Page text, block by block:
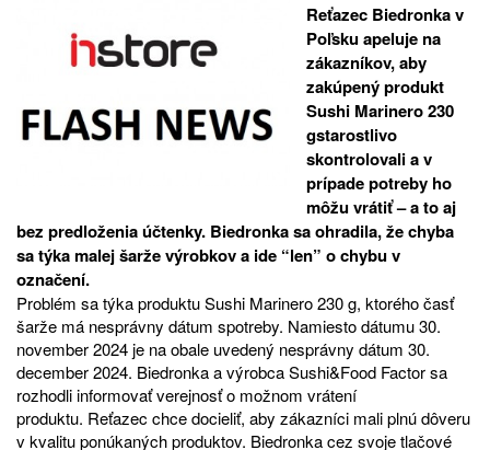
Reťazec Biedronka v
Poľsku apeluje na
zákazníkov, aby
zakúpený produkt
Sushi Marinero 230
gstarostlivo
skontrolovali a v
prípade potreby ho
môžu vrátiť – a to aj
bez predloženia účtenky. Biedronka sa ohradila, že chyba
sa týka malej šarže výrobkov a ide “len” o chybu v
označení.
Problém sa týka produktu Sushi Marinero 230 g, ktorého časť
šarže má nesprávny dátum spotreby. Namiesto dátumu 30.
november 2024 je na obale uvedený nesprávny dátum 30.
december 2024. Biedronka a výrobca Sushi&Food Factor sa
rozhodli informovať verejnosť o možnom vrátení
produktu. Reťazec chce docieliť, aby zákazníci mali plnú dôveru
v kvalitu ponúkaných produktov. Biedronka cez svoje tlačové